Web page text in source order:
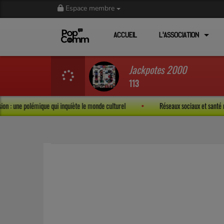
Espace membre
ACCUEIL L'ASSOCIATION
Jackpotes 2000
113
: une polémique qui inquiète le monde culturel Réseaux sociaux et